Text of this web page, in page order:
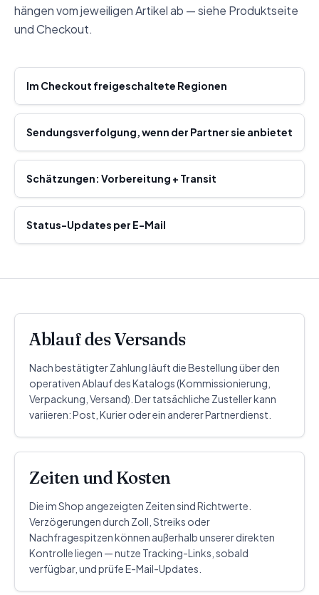
hängen vom jeweiligen Artikel ab — siehe Produktseite
und Checkout.
Im Checkout freigeschaltete Regionen
Sendungsverfolgung, wenn der Partner sie anbietet
Schätzungen: Vorbereitung + Transit
Status-Updates per E-Mail
Ablauf des Versands
Nach bestätigter Zahlung läuft die Bestellung über den
operativen Ablauf des Katalogs (Kommissionierung,
Verpackung, Versand). Der tatsächliche Zusteller kann
variieren: Post, Kurier oder ein anderer Partnerdienst.
Zeiten und Kosten
Die im Shop angezeigten Zeiten sind Richtwerte.
Verzögerungen durch Zoll, Streiks oder
Nachfragespitzen können außerhalb unserer direkten
Kontrolle liegen — nutze Tracking-Links, sobald
verfügbar, und prüfe E-Mail-Updates.